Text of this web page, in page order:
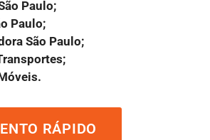
Paulo;
Paulo;
São Paulo;
RÁPIDO